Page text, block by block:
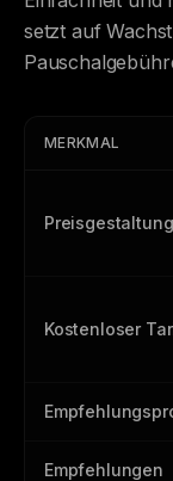
setzt auf
MERKMAL
Preisgestaltung
Kostenloser
Empfehlungen